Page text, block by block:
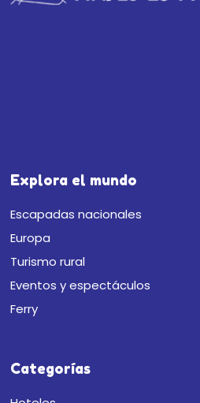
Explora el mundo
Escapadas nacionales
Europa
Turismo rural
Eventos y espectáculos
Ferry
Categorías